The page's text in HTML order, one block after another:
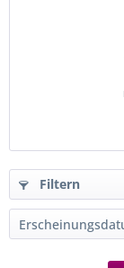
Filtern